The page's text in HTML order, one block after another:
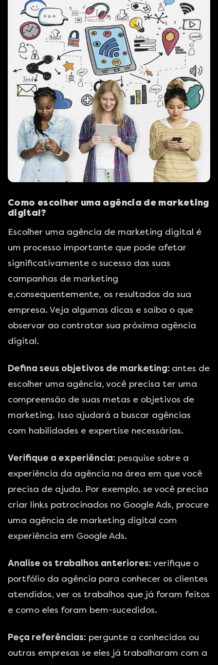
Como escolher uma agência de marketing
digital?
Escolher uma agência de marketing digital é
um processo importante que pode afetar
significativamente o sucesso das suas
campanhas de marketing
e,consequentemente, os resultados da sua
empresa. Veja algumas dicas e saiba o que
observar ao contratar sua próxima agência
digital.
Defina seus objetivos de marketing: antes de
escolher uma agência, você precisa ter uma
compreensão de suas metas e objetivos de
marketing. Isso ajudará a buscar agências
com habilidades e expertise necessárias.
Verifique a experiência: pesquise sobre a
experiência da agência na área em que você
precisa de ajuda. Por exemplo, se você precisa
criar links patrocinados no Google Ads, procure
uma agência de marketing digital com
experiência em Google Ads.
Analise os trabalhos anteriores: verifique o
portfólio da agência para conhecer os clientes
atendidos, ver os trabalhos que já foram feitos
e como eles foram bem-sucedidos.
Peça referências: pergunte a conhecidos ou
outras empresas se eles já trabalharam com a